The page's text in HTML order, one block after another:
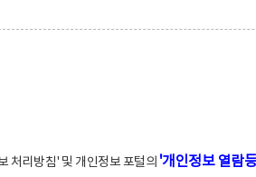
처리방침' 및 개인정보 포털의 '개인정보 열람